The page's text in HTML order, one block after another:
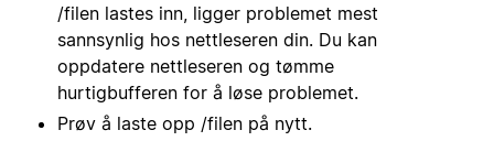
/filen lastes inn, ligger problemet mest
sannsynlig hos nettleseren din. Du kan
oppdatere nettleseren og tømme
hurtigbufferen for å løse problemet.
Prøv å laste opp /filen på nytt.